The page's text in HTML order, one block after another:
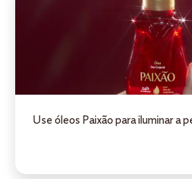
Use óleos Paixão para iluminar a